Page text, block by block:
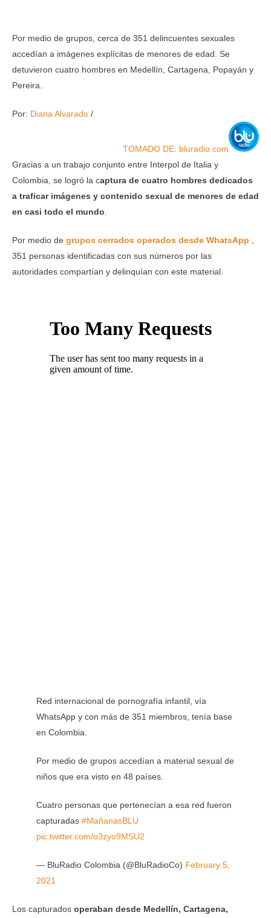
Por medio de grupos, cerca de 351 delincuentes sexuales
accedían a imágenes explícitas de menores de edad. Se
detuvieron cuatro hombres en Medellín, Cartagena, Popayán y
Pereira.
Por: Diana Alvarado /
TOMADO DE: bluradio.com
Gracias a un trabajo conjunto entre Interpol de Italia y
Colombia, se logró la captura de cuatro hombres dedicados
a traficar imágenes y contenido sexual de menores de edad
en casi todo el mundo
Por medio de grupos cerrados operados desde WhatsApp
351 personas identificadas con sus números por las
autoridades compartían y delinquían con este material.
Red internacional de pornografía infantil, vía
WhatsApp y con más de 351 miembros, tenía base
en Colombia.
Por medio de grupos accedían a material sexual de
niños que era visto en 48 países.
Cuatro personas que pertenecían a esa red fueron
capturadas #MañanasBLU
pic.twitter.com/o3zyo9MSU2
— BluRadio Colombia (@BluRadioCo) February 5,
2021
Los capturados operaban desde Medellín, Cartagena,